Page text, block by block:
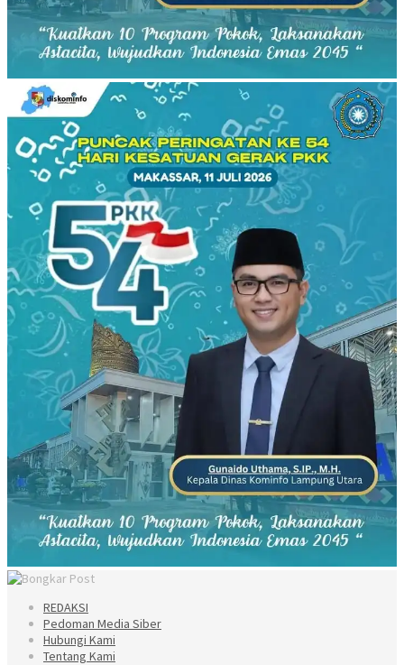
REDAKSI
Pedoman Media Siber
Hubungi Kami
Tentang Kami